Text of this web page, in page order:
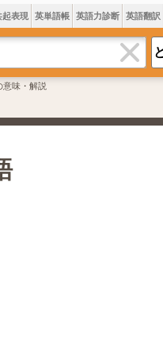
起表現 英単語帳 英語力診断 英語翻訳
味・解説